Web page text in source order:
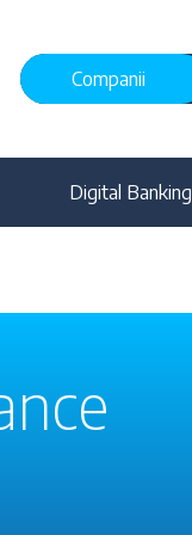
Companii
Digital Banking